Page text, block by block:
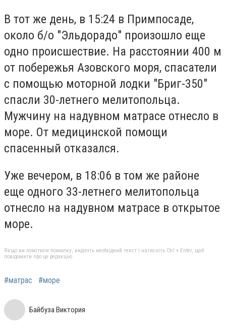
В тот же день, в 15:24 в Примпосаде,
около б/о "Эльдорадо" произошло еще
одно происшествие. На расстоянии 400 м
от побережья Азовского моря, спасатели
с помощью моторной лодки "Бриг-350"
спасли 30-летнего мелитопольца.
Мужчину на надувном матрасе отнесло в
море. От медицинской помощи
спасенный отказался.
Уже вечером, в 18:06 в том же районе
еще одного 33-летнего мелитопольца
отнесло на надувном матрасе в открытое
море.
Якщо ви помітили помилку, виділіть необхідний текст і натисніть Ctrl + Enter, щоб
повідомити про це редакцію
#матрас #море
Байбуза Виктория